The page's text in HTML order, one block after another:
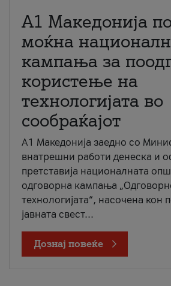
A1 Македонија
моќна
кампања за
користење на
технологијата во
сообраќајот
A1 Македонија заедно со
внатрешни работи денеска и
претставија националната
одговорна кампања
технологијата“, насочена кон
јавната свест...
Дознај повеќе